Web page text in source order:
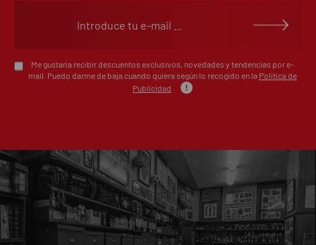
Me gustaría recibir descuentos exclusivos, novedades y tendencias por e-
mail. Puedo darme de baja cuando quiera según lo recogido en la Política de
Publicidad